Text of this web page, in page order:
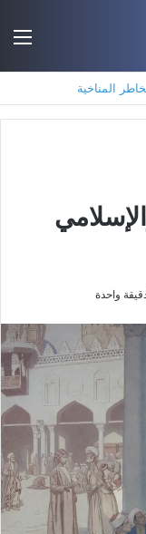
واحدة